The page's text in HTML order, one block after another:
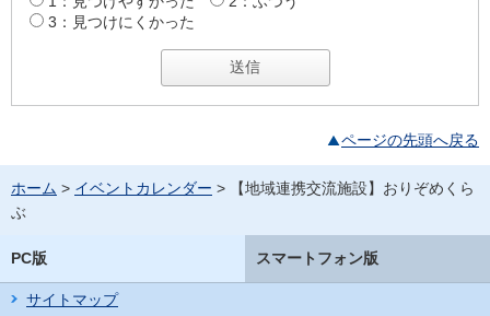
3：見つけにくかった
ページの先頭へ戻る
ホーム > イベントカレンダー > 【地域連携交流施設】おりぞめくら
ぶ
PC版 スマートフォン版
サイトマップ